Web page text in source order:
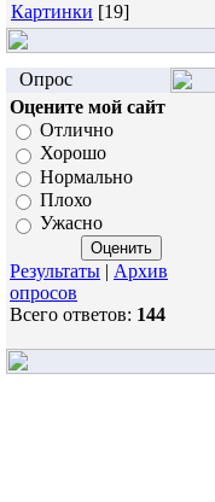
Картинки [19]
Опрос
Оцените мой сайт
Отлично
Хорошо
Нормально
Плохо
Ужасно
Результаты | Архив
опросов
Всего ответов: 144